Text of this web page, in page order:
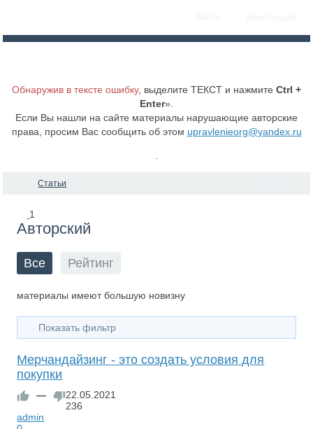
Обнаружив в тексте ошибку, выделите ТЕКСТ и нажмите Ctrl +
Enter».
Если Вы нашли на сайте материалы нарушающие авторские
права, просим Вас сообщить об этом upravlenieorg@yandex.ru
Статьи
1
Авторский
Все Рейтинг
материалы имеют большую новизну
Показать фильтр
Мерчандайзинг - это создать условия для
покупки
—
22.05.2021
236
admin